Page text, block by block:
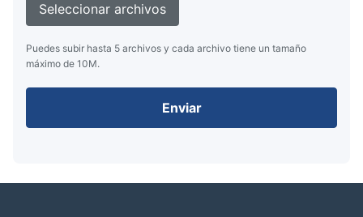
Seleccionar archivos
Puedes subir hasta 5 archivos y cada archivo tiene un tamaño
máximo de 10M.
Enviar